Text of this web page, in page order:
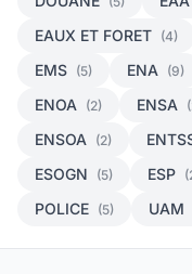
EAUX ET FORET (4)
EMS (5) ENA (9)
ENOA (2) ENSA
ENSOA (2)
ESOGN (5) ESP
POLICE (5) UAM